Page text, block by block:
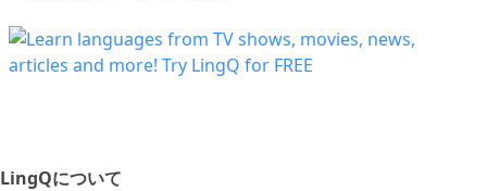
LingQについて